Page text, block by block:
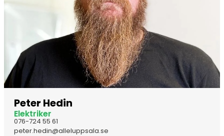
Peter Hedin
Elektriker
076-724 55 61
peter.hedin@alleluppsala.se